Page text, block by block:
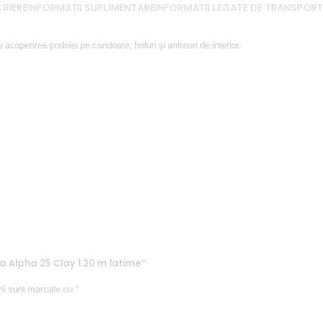
INFORMAȚII SUPLIMENTAREINFORMATII LEGATE DE TRANSPORT
acoperirea podelei pe coridoare, holuri şi antreuri de interior.
25 Clay 1.20 m latime”
sunt marcate cu *